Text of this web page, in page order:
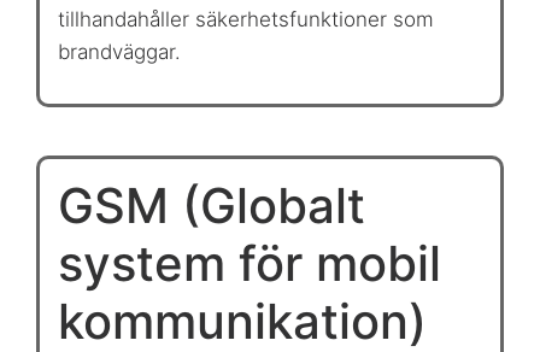
tillhandahåller säkerhetsfunktioner som
brandväggar.
GSM (Globalt
system för mobil
kommunikation)